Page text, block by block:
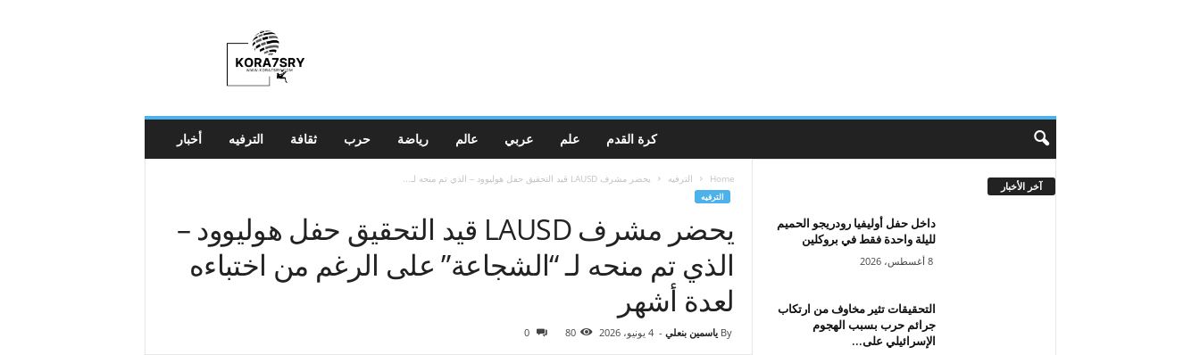
أخبار الترفيه ثقافة حرب رياضة عالم عربي علم كرة القدم
Home الترفيه يحضر مشرف LAUSD قيد التحقيق حفل هوليوود – الذي تم منحه لـ...
الترفيه
يحضر مشرف LAUSD قيد التحقيق حفل هوليوود –
الذي تم منحه لـ “الشجاعة” على الرغم من اختباءه
لعدة أشهر
By ياسمين بنعلي - 4 يونيو، 2026 80
0
آخر الأخبار
داخل حفل أوليفيا رودريجو الحميم
لليلة واحدة فقط في بروكلين
8 أغسطس، 2026
التحقيقات تثير مخاوف من ارتكاب
جرائم حرب بسبب الهجوم
الإسرائيلي على...